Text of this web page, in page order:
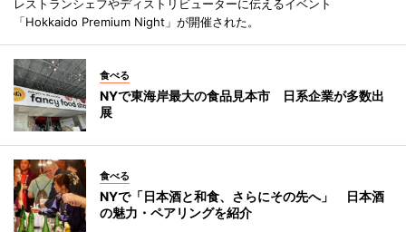
レストランシェフやディストリビューターに伝えるイベント
「Hokkaido Premium Night」が開催された。
食べる
NYで東海岸最大の食品見本市 日系企業が多数出
展
食べる
NYで「日本酒と和食、さらにその先へ」 日本酒
の魅力・ペアリングを紹介